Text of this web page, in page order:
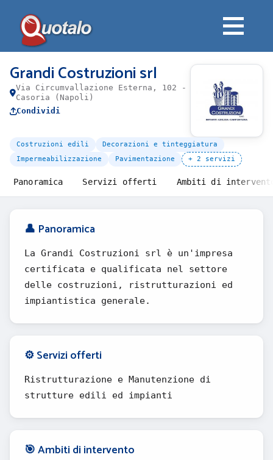
Grandi Costruzioni srl
Via Circumvallazione Esterna, 102 -
Casoria (Napoli)
Condividi
Costruzioni edili
Decorazioni e tinteggiatura
Impermeabilizzazione
Pavimentazione + 2 servizi
Panoramica Servizi offerti Ambiti di
👤 Panoramica
La Grandi Costruzioni srl è un'impresa
certificata e qualificata nel settore
delle costruzioni, ristrutturazioni ed
impiantistica generale.
⚙️ Servizi offerti
Ristrutturazione e Manutenzione di
strutture edili ed impianti
🎯 Ambiti di intervento